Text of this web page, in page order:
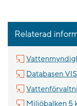
Relaterad
Databasen
Miljöbalken 5